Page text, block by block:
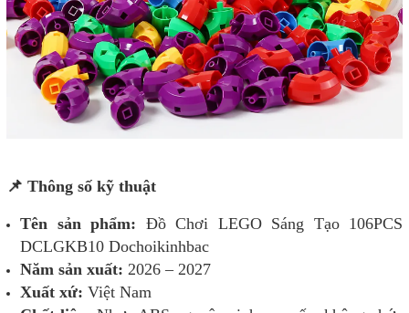
📌 Thông số kỹ thuật
Tên sản phẩm: Đồ Chơi LEGO Sáng Tạo 106PCS
DCLGKB10 Dochoikinhbac
Năm sản xuất: 2026 – 2027
Xuất xứ: Việt Nam